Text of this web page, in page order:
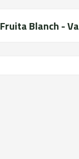
Fruita Blanch -